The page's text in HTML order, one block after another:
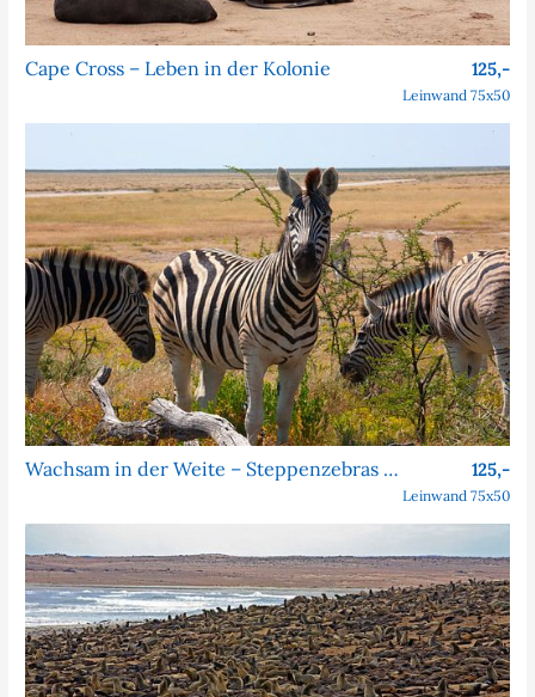
Cape Cross – Leben in der Kolonie 125,-
Leinwand 75x50
Wachsam in der Weite – Steppenzebras im Etosha Nationalpark 125,-
Leinwand 75x50